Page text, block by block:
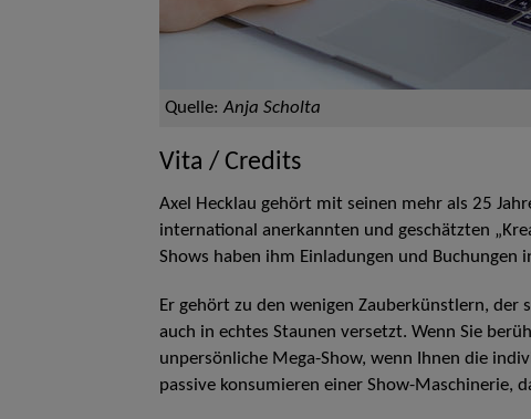
Quelle: Anja Scholta
Vita / Credits
Axel Hecklau gehört mit seinen mehr als 25
international anerkannten und geschätzten
Shows haben ihm Einladungen und Buchungen
Er gehört zu den wenigen Zauberkünstlern,
auch in echtes Staunen versetzt. Wenn Sie
unpersönliche Mega-Show, wenn Ihnen die
passive konsumieren einer Show-Maschinerie,